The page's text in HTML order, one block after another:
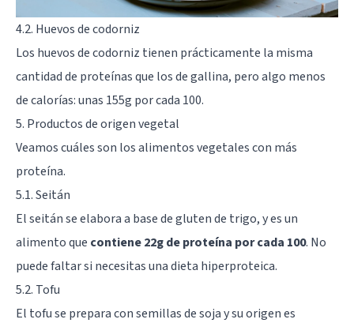
4.2. Huevos de codorniz
Los huevos de codorniz tienen prácticamente la misma
cantidad de proteínas que los de gallina, pero algo menos
de calorías: unas 155g por cada 100.
5. Productos de origen vegetal
Veamos cuáles son los alimentos vegetales con más
proteína.
5.1. Seitán
El seitán se elabora a base de gluten de trigo, y es un
alimento que contiene 22g de proteína por cada 100. No
puede faltar si necesitas una dieta hiperproteica.
5.2. Tofu
El tofu se prepara con semillas de soja y su origen es